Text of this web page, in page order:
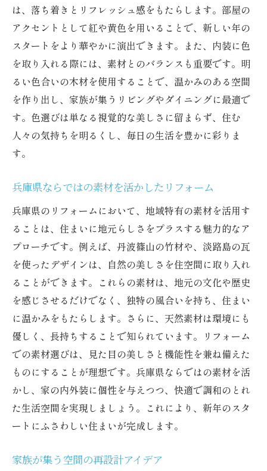
は、落ち着きとリフレッシュ感をもたらします。部屋の
アクセントとして紅や黄色を用いることで、新しい年の
スタートをより華やかに演出できます。また、内装に色
を取り入れる際には、素材とのバランスも重要です。明
るい色合いの木材を使用することで、温かみのある空間
を作り出し、家族が集うリビングやダイニングに最適で
す。色選びは単なる視覚的な美しさに留まらず、住む
人々の気持ちを明るくし、毎日の生活を豊かに彩りま
す。
兵庫県ならではの素材を活かしたリフォーム
兵庫県のリフォームにおいて、地域特有の素材を活用す
ることは、住まいに地元らしさをプラスする魅力的なア
プローチです。例えば、丹波篠山の竹材や、淡路島の瓦
を使ったデザインは、自然の美しさを住空間に取り入れ
ることができます。これらの素材は、地元の文化や歴史
を感じさせるだけでなく、独特の風合いを持ち、住まい
に温かみをもたらします。さらに、天然素材は環境にも
優しく、長持ちすることで知られています。リフォーム
での素材選びは、見た目の美しさと機能性を兼ね備えた
ものにすることが理想です。兵庫県ならではの素材を活
かし、家の内外装に個性を与えつつ、快適で調和のとれ
た生活空間を実現しましょう。これにより、新年のスタ
ートにふさわしい住まいが完成します。
家族が集う空間の再設計アイデア